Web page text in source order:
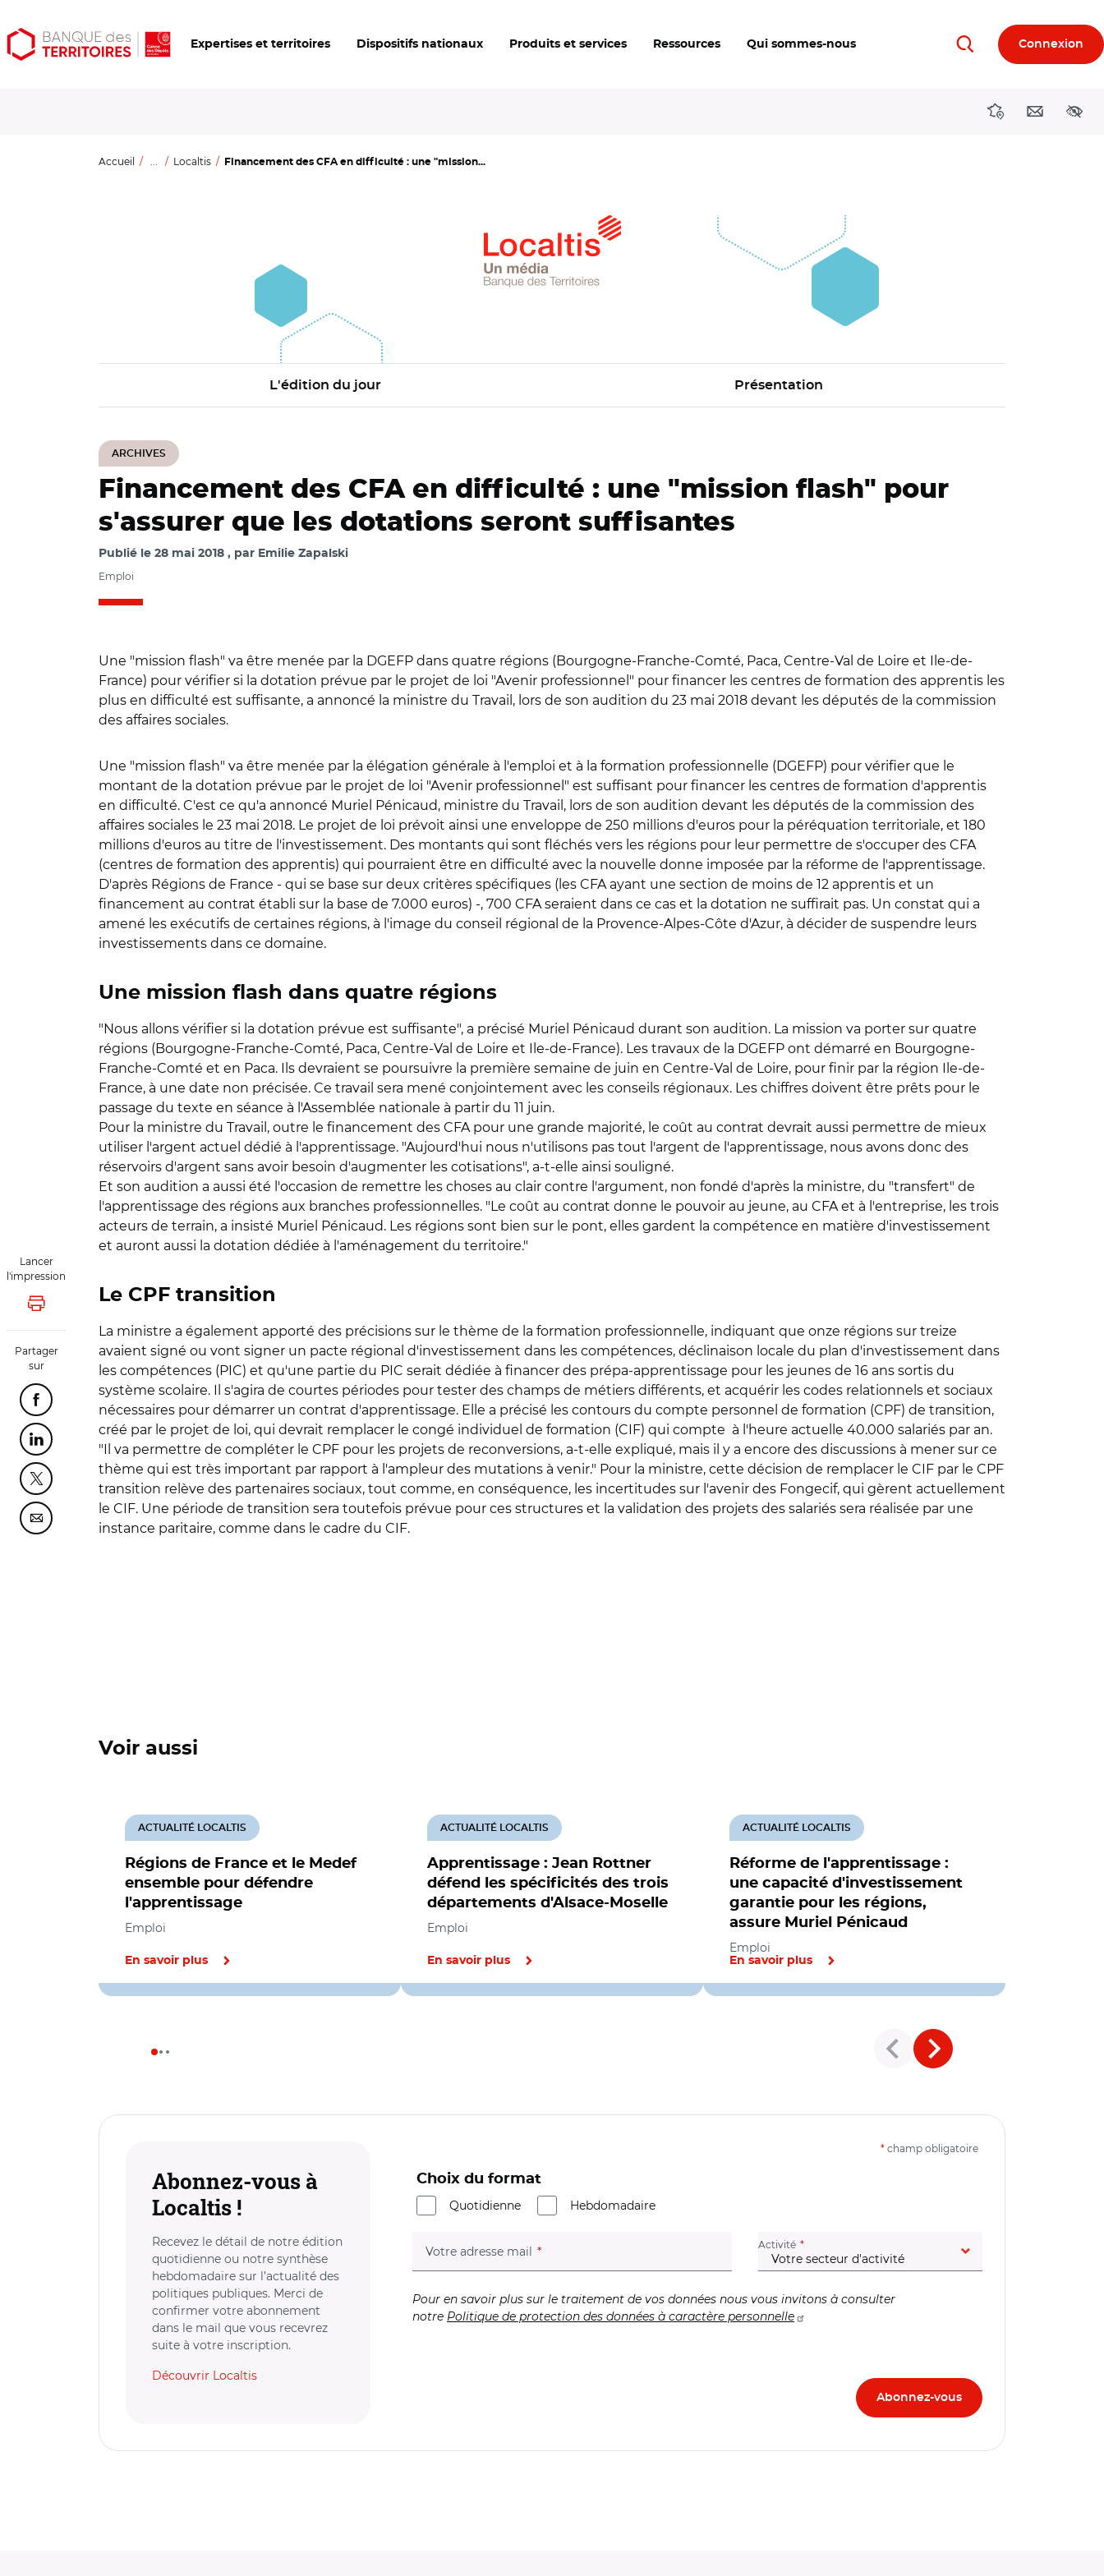
Aller
au
Aller
au
Ouvrir
les
Expertises et territoires Dispositifs nationaux Produits et services Ressources Qui sommes-nous RechercherConnexion
DirectionsContact
Accueil ... Localtis Financement des CFA en difficulté : une "mission...
L'édition du jour Présentation
ARCHIVES
Lancer
l'impression
Lancer l'impression
Partager
sur
Partager cette page sur Facebook
Partager cette page sur Linkedin
Partager cette page sur Twitter
Partager cette page sur Courriel
Financement des CFA en difficulté : une "mission flash" pour
s'assurer que les dotations seront suffisantes
Publié le 28 mai 2018 par Emilie Zapalski
Emploi
Une "mission flash" va être menée par la DGEFP dans quatre régions (Bourgogne-Franche-Comté, Paca, Centre-Val de Loire et Ile-de-
France) pour vérifier si la dotation prévue par le projet de loi "Avenir professionnel" pour financer les centres de formation des apprentis les
plus en difficulté est suffisante, a annoncé la ministre du Travail, lors de son audition du 23 mai 2018 devant les députés de la commission
des affaires sociales.
Une "mission flash" va être menée par la élégation générale à l'emploi et à la formation professionnelle (DGEFP) pour vérifier que le
montant de la dotation prévue par le projet de loi "Avenir professionnel" est suffisant pour financer les centres de formation d'apprentis
en difficulté. C'est ce qu'a annoncé Muriel Pénicaud, ministre du Travail, lors de son audition devant les députés de la commission des
affaires sociales le 23 mai 2018. Le projet de loi prévoit ainsi une enveloppe de 250 millions d'euros pour la péréquation territoriale, et 180
millions d'euros au titre de l'investissement. Des montants qui sont fléchés vers les régions pour leur permettre de s'occuper des CFA
(centres de formation des apprentis) qui pourraient être en difficulté avec la nouvelle donne imposée par la réforme de l'apprentissage.
D'après Régions de France - qui se base sur deux critères spécifiques (les CFA ayant une section de moins de 12 apprentis et un
financement au contrat établi sur la base de 7.000 euros) -, 700 CFA seraient dans ce cas et la dotation ne suffirait pas. Un constat qui a
amené les exécutifs de certaines régions, à l'image du conseil régional de la Provence-Alpes-Côte d'Azur, à décider de suspendre leurs
investissements dans ce domaine.
Une mission flash dans quatre régions
"Nous allons vérifier si la dotation prévue est suffisante", a précisé Muriel Pénicaud durant son audition. La mission va porter sur quatre
régions (Bourgogne-Franche-Comté, Paca, Centre-Val de Loire et Ile-de-France). Les travaux de la DGEFP ont démarré en Bourgogne-
Franche-Comté et en Paca. Ils devraient se poursuivre la première semaine de juin en Centre-Val de Loire, pour finir par la région Ile-de-
France, à une date non précisée. Ce travail sera mené conjointement avec les conseils régionaux. Les chiffres doivent être prêts pour le
passage du texte en séance à l'Assemblée nationale à partir du 11 juin.
Pour la ministre du Travail, outre le financement des CFA pour une grande majorité, le coût au contrat devrait aussi permettre de mieux
utiliser l'argent actuel dédié à l'apprentissage. "Aujourd'hui nous n'utilisons pas tout l'argent de l'apprentissage, nous avons donc des
réservoirs d'argent sans avoir besoin d'augmenter les cotisations", a-t-elle ainsi souligné.
Et son audition a aussi été l'occasion de remettre les choses au clair contre l'argument, non fondé d'après la ministre, du "transfert" de
l'apprentissage des régions aux branches professionnelles. "Le coût au contrat donne le pouvoir au jeune, au CFA et à l'entreprise, les trois
acteurs de terrain, a insisté Muriel Pénicaud. Les régions sont bien sur le pont, elles gardent la compétence en matière d'investissement
et auront aussi la dotation dédiée à l'aménagement du territoire."
Le CPF transition
La ministre a également apporté des précisions sur le thème de la formation professionnelle, indiquant que onze régions sur treize
avaient signé ou vont signer un pacte régional d'investissement dans les compétences, déclinaison locale du plan d'investissement dans
les compétences (PIC) et qu'une partie du PIC serait dédiée à financer des prépa-apprentissage pour les jeunes de 16 ans sortis du
système scolaire. Il s'agira de courtes périodes pour tester des champs de métiers différents, et acquérir les codes relationnels et sociaux
nécessaires pour démarrer un contrat d'apprentissage. Elle a précisé les contours du compte personnel de formation (CPF) de transition,
créé par le projet de loi, qui devrait remplacer le congé individuel de formation (CIF) qui compte à l'heure actuelle 40.000 salariés par an.
"Il va permettre de compléter le CPF pour les projets de reconversions, a-t-elle expliqué, mais il y a encore des discussions à mener sur ce
thème qui est très important par rapport à l'ampleur des mutations à venir." Pour la ministre, cette décision de remplacer le CIF par le CPF
transition relève des partenaires sociaux, tout comme, en conséquence, les incertitudes sur l'avenir des Fongecif, qui gèrent actuellement
le CIF. Une période de transition sera toutefois prévue pour ces structures et la validation des projets des salariés sera réalisée par une
instance paritaire, comme dans le cadre du CIF.
Voir aussi
Régions de France et le Medef
ensemble pour défendre
l'apprentissage
ACTUALITÉ LOCALTIS
Emploi
En savoir plus
Apprentissage : Jean Rottner
défend les spécificités des trois
départements d'Alsace-Moselle
ACTUALITÉ LOCALTIS
Emploi
En savoir plus
Réforme de l'apprentissage :
une capacité d'investissement
garantie pour les régions,
assure Muriel Pénicaud
ACTUALITÉ LOCALTIS
Emploi
En savoir plus
Abonnez-vous à
Localtis !
Recevez le détail de notre édition
quotidienne ou notre synthèse
hebdomadaire sur l’actualité des
politiques publiques. Merci de
confirmer votre abonnement
dans le mail que vous recevrez
suite à votre inscription.
Découvrir Localtis
* champ obligatoire
Choix du format
Quotidienne
Hebdomadaire
Votre adresse mail (champ obligatoire) Activité (champ obligatoire)
Pour en savoir plus sur le traitement de vos données nous vous invitons à consulter
notre Politique de protection des données à caractère personnelle